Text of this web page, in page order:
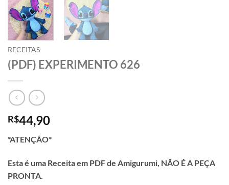
RECEITAS
(PDF) EXPERIMENTO 626
R$44,90
*ATENÇÃO*
Esta é uma Receita em PDF de Amigurumi, NÃO É A PEÇA
PRONTA.